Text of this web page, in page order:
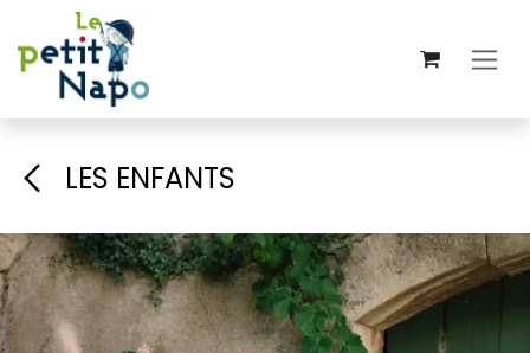
Overslaan naar inhoud
LES ENFANTS